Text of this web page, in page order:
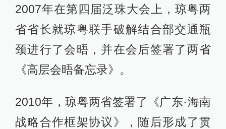
2007年在第四届泛珠大会上，琼粤两
省省长就琼粤联手破解结合部交通瓶
颈进行了会晤，并在会后签署了两省
《高层会晤备忘录》。
2010年，琼粤两省签署了《广东·海南
战略合作框架协议》，随后形成了贯